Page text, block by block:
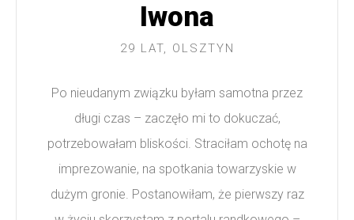
Iwona
29 LAT, OLSZTYN
Po nieudanym związku byłam samotna przez
długi czas – zaczęło mi to dokuczać,
potrzebowałam bliskości. Straciłam ochotę na
imprezowanie, na spotkania towarzyskie w
dużym gronie. Postanowiłam, że pierwszy raz